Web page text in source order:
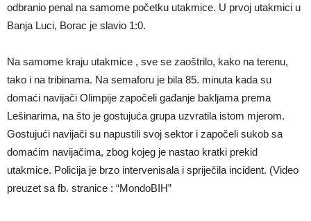
odbranio penal na samome početku utakmice. U prvoj utakmici u
Banja Luci, Borac je slavio 1:0.
Na samome kraju utakmice , sve se zaoštrilo, kako na terenu,
tako i na tribinama. Na semaforu je bila 85. minuta kada su
domaći navijači Olimpije započeli gađanje bakljama prema
Lešinarima, na što je gostujuća grupa uzvratila istom mjerom.
Gostujući navijači su napustili svoj sektor i započeli sukob sa
domaćim navijačima, zbog kojeg je nastao kratki prekid
utakmice. Policija je brzo intervenisala i spriječila incident. (Video
preuzet sa fb. stranice : “MondoBIH”